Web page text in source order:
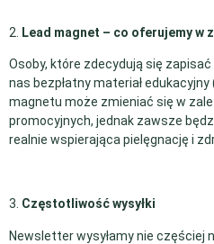
2. Lead magnet – co oferujemy w
Osoby, które zdecydują się
nas bezpłatny materiał
magnetu może zmieniać się w
promocyjnych, jednak zawsze
realnie wspierająca pielęgnację i
3. Częstotliwość wysyłki
Newsletter wysyłamy nie częściej